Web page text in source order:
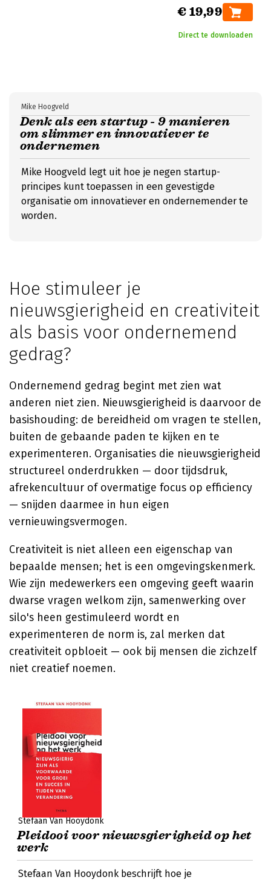
€ 19,99
Direct te downloaden
Denk als een startup - 9 manieren
om slimmer en innovatiever te
ondernemen
Mike Hoogveld
Mike Hoogveld legt uit hoe je negen startup-
principes kunt toepassen in een gevestigde
organisatie om innovatiever en ondernemender te
worden.
Hoe stimuleer je
nieuwsgierigheid en creativiteit
als basis voor ondernemend
gedrag?
Ondernemend gedrag begint met zien wat
anderen niet zien. Nieuwsgierigheid is daarvoor de
basishouding: de bereidheid om vragen te stellen,
buiten de gebaande paden te kijken en te
experimenteren. Organisaties die nieuwsgierigheid
structureel onderdrukken — door tijdsdruk,
afrekencultuur of overmatige focus op efficiency
— snijden daarmee in hun eigen
vernieuwingsvermogen.
Creativiteit is niet alleen een eigenschap van
bepaalde mensen; het is een omgevingskenmerk.
Wie zijn medewerkers een omgeving geeft waarin
dwarse vragen welkom zijn, samenwerking over
silo's heen gestimuleerd wordt en
experimenteren de norm is, zal merken dat
creativiteit opbloeit — ook bij mensen die zichzelf
niet creatief noemen.
Stefaan Van Hooydonk
Pleidooi voor nieuwsgierigheid op het
werk
Stefaan Van Hooydonk beschrijft hoe je